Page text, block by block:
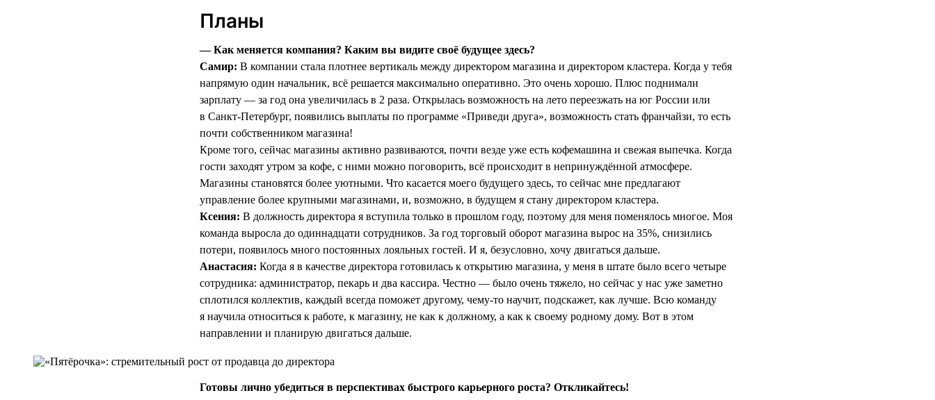
Планы
— Как меняется компания? Каким вы видите своё будущее здесь?
Самир: В компании стала плотнее вертикаль между директором магазина и директором кластера. Когда у тебя
напрямую один начальник, всё решается максимально оперативно. Это очень хорошо. Плюс поднимали
зарплату — за год она увеличилась в 2 раза. Открылась возможность на лето переезжать на юг России или
в Санкт-Петербург, появились выплаты по программе «Приведи друга», возможность стать франчайзи, то есть
почти собственником магазина!
Кроме того, сейчас магазины активно развиваются, почти везде уже есть кофемашина и свежая выпечка. Когда
гости заходят утром за кофе, с ними можно поговорить, всё происходит в непринуждённой атмосфере.
Магазины становятся более уютными. Что касается моего будущего здесь, то сейчас мне предлагают
управление более крупными магазинами, и, возможно, в будущем я стану директором кластера.
Ксения: В должность директора я вступила только в прошлом году, поэтому для меня поменялось многое. Моя
команда выросла до одиннадцати сотрудников. За год торговый оборот магазина вырос на 35%, снизились
потери, появилось много постоянных лояльных гостей. И я, безусловно, хочу двигаться дальше.
Анастасия: Когда я в качестве директора готовилась к открытию магазина, у меня в штате было всего четыре
сотрудника: администратор, пекарь и два кассира. Честно — было очень тяжело, но сейчас у нас уже заметно
сплотился коллектив, каждый всегда поможет другому, чему-то научит, подскажет, как лучше. Всю команду
я научила относиться к работе, к магазину, не как к должному, а как к своему родному дому. Вот в этом
направлении и планирую двигаться дальше.
Готовы лично убедиться в перспективах быстрого карьерного роста? Откликайтесь!